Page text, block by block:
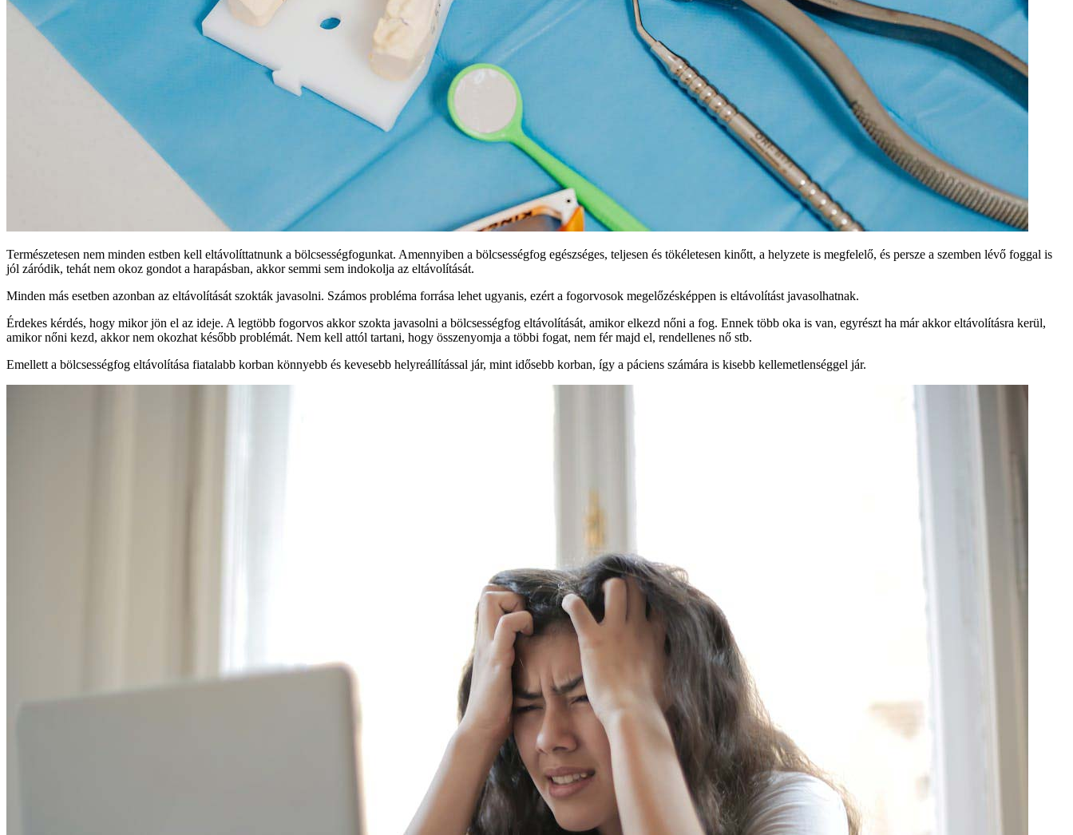
Természetesen nem minden estben kell eltávolíttatnunk a bölcsességfogunkat. Amennyiben a bölcsességfog egészséges, teljesen és tökéletesen kinőtt, a helyzete is megfelelő, és persze a szemben lévő foggal is
jól záródik, tehát nem okoz gondot a harapásban, akkor semmi sem indokolja az eltávolítását.
Minden más esetben azonban az eltávolítását szokták javasolni. Számos probléma forrása lehet ugyanis, ezért a fogorvosok megelőzésképpen is eltávolítást javasolhatnak.
Érdekes kérdés, hogy mikor jön el az ideje. A legtöbb fogorvos akkor szokta javasolni a bölcsességfog eltávolítását, amikor elkezd nőni a fog. Ennek több oka is van, egyrészt ha már akkor eltávolításra kerül,
amikor nőni kezd, akkor nem okozhat később problémát. Nem kell attól tartani, hogy összenyomja a többi fogat, nem fér majd el, rendellenes nő stb.
Emellett a bölcsességfog eltávolítása fiatalabb korban könnyebb és kevesebb helyreállítással jár, mint idősebb korban, így a páciens számára is kisebb kellemetlenséggel jár.